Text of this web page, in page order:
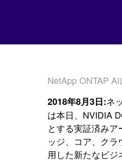
NetApp ONTAP
2018年8月3日:ネ
は本日、NVIDIA
とする実証済み
ッジ、コア、ク
用した新たなビジ